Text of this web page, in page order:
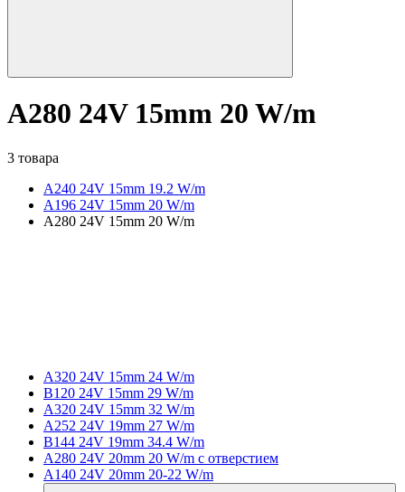
A280 24V 15mm 20 W/m
3 товара
A240 24V 15mm 19.2 W/m
A196 24V 15mm 20 W/m
A280 24V 15mm 20 W/m
A320 24V 15mm 24 W/m
B120 24V 15mm 29 W/m
A320 24V 15mm 32 W/m
A252 24V 19mm 27 W/m
B144 24V 19mm 34.4 W/m
A280 24V 20mm 20 W/m с отверстием
A140 24V 20mm 20-22 W/m